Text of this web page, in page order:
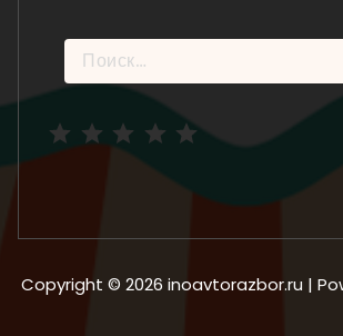
Найти:
Copyright © 2026 inoavtorazbor.ru |